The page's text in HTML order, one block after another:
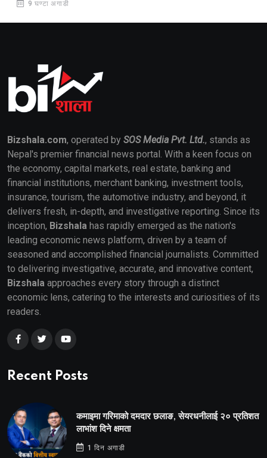
9 घण्टा अगाडी
Bizshala.com, operated by SOS Media Pvt. Ltd., stands as
Nepal's premier financial news portal. With a keen focus on
the economy, capital markets, real estate, banking and
financial institutions, merchant banking, investment tools,
insurance, tourism, the automotive industry, and beyond, it
delivers fresh, in-depth, and investigative reporting. Since its
inception, Bizshala has rapidly emerged as the nation's
leading economic news platform, driven by a team of
seasoned and accomplished financial journalists. Committed
to delivering investigative, accurate, and innovative content,
Bizshala approaches every story through a distinct
economic lens, catering to the interests and curiosities of its
readers.
Recent Posts
कमाइमा गरिमाको दमदार छलाङ, सेयरधनीलाई २० प्रतिशत
लाभांश दिने क्षमता
1 दिन अगाडी